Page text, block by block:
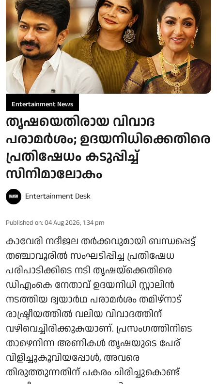
Entertainment News
തൃഷയെതിരായ വിവാദ
പരാമർശം; ഉദയനിധിക്കെതിരെ
പ്രതിഷേധം കടുപ്പിച്ച്
സിനിമാലോകം
Entertainment Desk
Published on: 04 Aug 2026, 1:34 pm
കാവേരി നദീജല തർക്കവുമായി ബന്ധപ്പെട്ട്
തഞ്ചാവൂരിൽ സംഘടിപ്പിച്ച പ്രതിഷേധ
പരിപാടിക്കിടെ നടി തൃഷയ്‌ക്കെതിരെ
ഡിഎംകെ നേതാവ് ഉദയനിധി സ്റ്റാലിൻ
നടത്തിയ ദ്വയാർഥ പരാമർശം തമിഴ്‌നാട്
രാഷ്ട്രീയത്തിൽ വലിയ വിവാദത്തിന്
വഴിവെച്ചിരിക്കുകയാണ്. പ്രസംഗത്തിനിടെ
താഴെനിന്ന അണികൾ തൃഷയുടെ പേര്
വിളിച്ചുകൂവിയപ്പോൾ, അവരെ
തിരുത്തുന്നതിന് പകരം ചിരിച്ചുകൊണ്ട്